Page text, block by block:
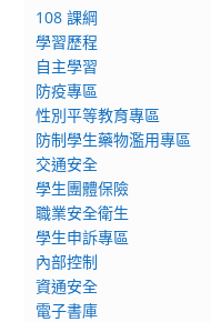
108 課綱
學習歷程
自主學習
防疫專區
性別平等教育專區
防制學生藥物濫用專區
交通安全
學生團體保險
職業安全衛生
學生申訴專區
內部控制
資通安全
電子書庫